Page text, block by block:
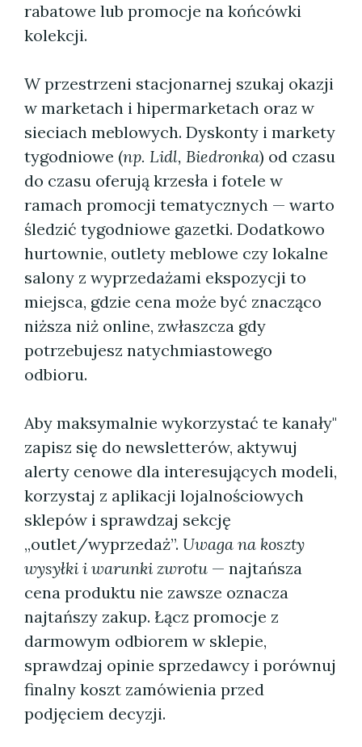
rabatowe lub promocje na końcówki
kolekcji.
W przestrzeni stacjonarnej szukaj okazji
w marketach i hipermarketach oraz w
sieciach meblowych. Dyskonty i markety
tygodniowe (np. Lidl, Biedronka) od czasu
do czasu oferują krzesła i fotele w
ramach promocji tematycznych — warto
śledzić tygodniowe gazetki. Dodatkowo
hurtownie, outlety meblowe czy lokalne
salony z wyprzedażami ekspozycji to
miejsca, gdzie cena może być znacząco
niższa niż online, zwłaszcza gdy
potrzebujesz natychmiastowego
odbioru.
Aby maksymalnie wykorzystać te kanały"
zapisz się do newsletterów, aktywuj
alerty cenowe dla interesujących modeli,
korzystaj z aplikacji lojalnościowych
sklepów i sprawdzaj sekcję
„outlet/wyprzedaż”. Uwaga na koszty
wysyłki i warunki zwrotu — najtańsza
cena produktu nie zawsze oznacza
najtańszy zakup. Łącz promocje z
darmowym odbiorem w sklepie,
sprawdzaj opinie sprzedawcy i porównuj
finalny koszt zamówienia przed
podjęciem decyzji.